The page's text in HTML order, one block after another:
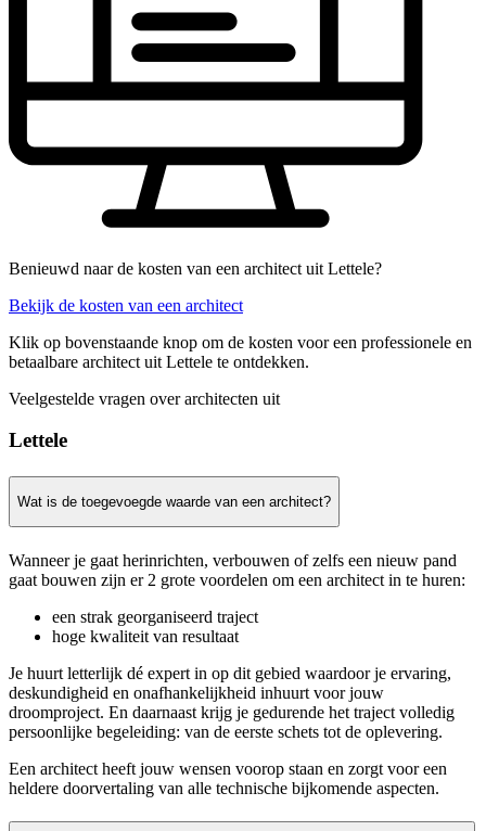
Benieuwd naar de kosten van een architect uit Lettele?
Bekijk de kosten van een architect
Klik op bovenstaande knop om de kosten voor een professionele en
betaalbare architect uit Lettele te ontdekken.
Veelgestelde vragen over architecten uit
Lettele
Wat is de toegevoegde waarde van een architect?
Wanneer je gaat herinrichten, verbouwen of zelfs een nieuw pand
gaat bouwen zijn er 2 grote voordelen om een architect in te huren:
een strak georganiseerd traject
hoge kwaliteit van resultaat
Je huurt letterlijk dé expert in op dit gebied waardoor je ervaring,
deskundigheid en onafhankelijkheid inhuurt voor jouw
droomproject. En daarnaast krijg je gedurende het traject volledig
persoonlijke begeleiding: van de eerste schets tot de oplevering.
Een architect heeft jouw wensen voorop staan en zorgt voor een
heldere doorvertaling van alle technische bijkomende aspecten.